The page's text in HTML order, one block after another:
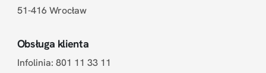
51-416 Wrocław
Obsługa klienta
Infolinia: 801 11 33 11